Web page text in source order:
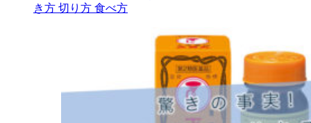
き方 切り方 食べ方